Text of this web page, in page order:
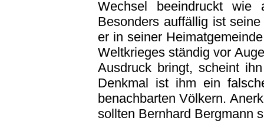
Wechsel beeindruckt wie
Besonders auffällig ist
er in seiner
Weltkrieges ständig vor
Ausdruck bringt, scheint
Denkmal ist ihm ein
benachbarten Völkern.
sollten Bernhard Bergmann